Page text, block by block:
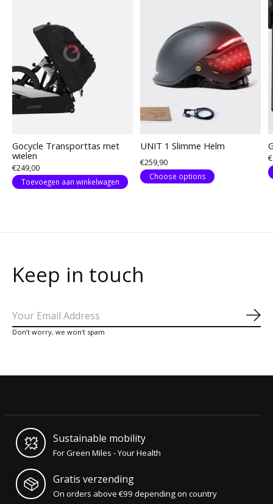
Gocycle Transporttas met
wielen
€249,00
Toevoegen aan winkelwagen
UNIT 1 Slimme Helm
€259,90
Choose options
Keep in touch
Don’t worry, we won’t spam
Sustainable mobility
For Green Miles - Your Health
Gratis verzending
On orders above €99 depending on country